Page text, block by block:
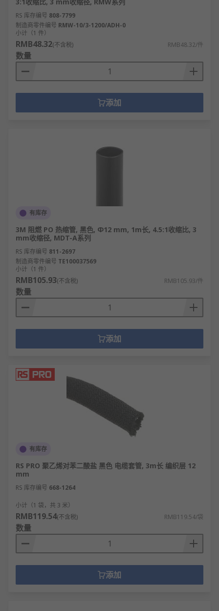
RS 库存编号 808-7799
制造商零件编号 RMW-10/3-1200/ADH-0
小计（1 件）
RMB48.32(不含税) RMB48.32/件
数量
添加
有库存
3M 阻燃 PO 热缩管, 黑色, Φ12 mm, 1m长, 4.5:1收缩比, 3
mm收缩径, MDT-A系列
RS 库存编号 811-2697
制造商零件编号 TE100037569
小计（1 件）
RMB105.93(不含税) RMB105.93/件
数量
添加
有库存
RS PRO 聚乙烯对苯二酸盐 黑色 电缆套管, 3m长 编织层 12
mm
RS 库存编号 668-1264
小计（1 袋，共 3 米）
RMB119.54(不含税) RMB119.54/袋
数量
添加